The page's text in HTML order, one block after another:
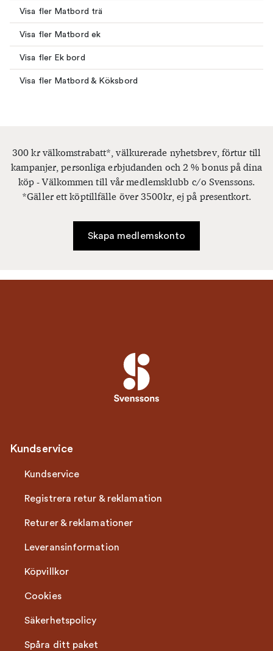
Visa fler Matbord trä
Visa fler Matbord ek
Visa fler Ek bord
Visa fler Matbord & Köksbord
300 kr välkomstrabatt*, välkurerade nyhetsbrev, förtur till
kampanjer, personliga erbjudanden och 2 % bonus på dina
köp - Välkommen till vår medlemsklubb c/o Svenssons.
*Gäller ett köptillfälle över 3500kr, ej på presentkort.
Skapa medlemskonto
Kundservice
Kundservice
Registrera retur & reklamation
Returer & reklamationer
Leveransinformation
Köpvillkor
Cookies
Säkerhetspolicy
Spåra ditt paket